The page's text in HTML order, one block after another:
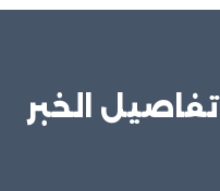
تفاصيل الخبر